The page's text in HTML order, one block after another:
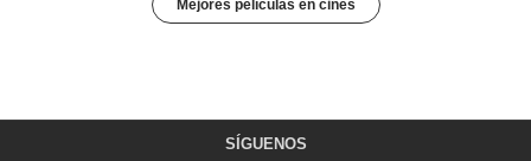
Mejores películas en cines
SÍGUENOS